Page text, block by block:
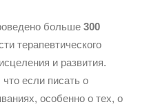
больше 300
терапевтического
и развития.
если писать о
особенно о тех, о